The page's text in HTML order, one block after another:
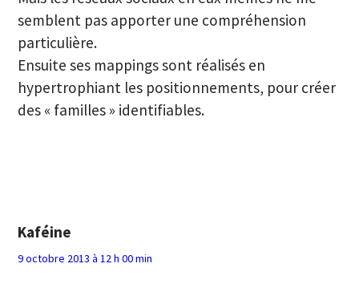
semblent pas apporter une compréhension
particulière.
Ensuite ses mappings sont réalisés en
hypertrophiant les positionnements, pour créer
des « familles » identifiables.
Kaféine
9 octobre 2013 à 12 h 00 min